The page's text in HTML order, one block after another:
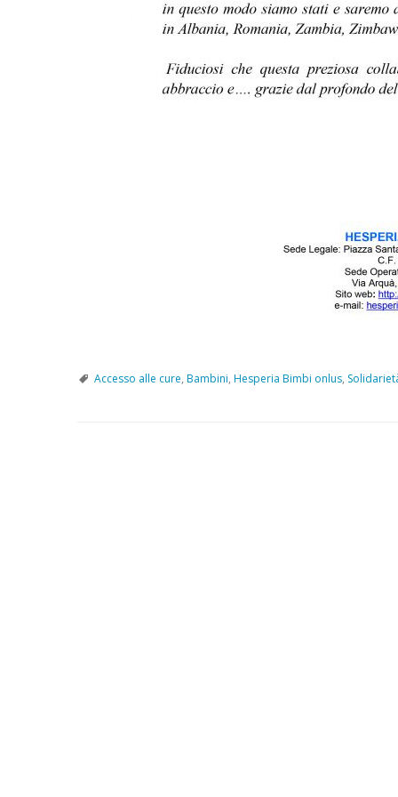
Accesso alle cure, Bambini, Hesperia Bimbi onlus,